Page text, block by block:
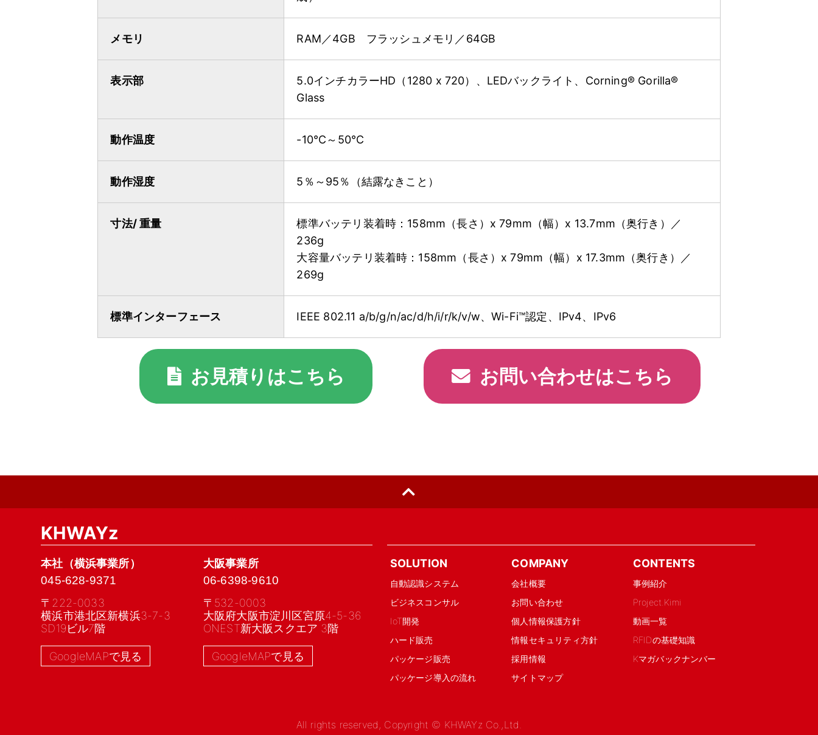
メモリ RAM／4GB フラッシュメモリ／64GB
表示部
5.0インチカラーHD（1280 x 720）、LEDバックライト、Corning® Gorilla®
Glass
動作温度 -10°C～50°C
動作湿度 5％～95％（結露なきこと）
寸法/ 重量
標準バッテリ装着時：158mm（長さ）x 79mm（幅）x 13.7mm（奥行き）／
236g
大容量バッテリ装着時：158mm（長さ）x 79mm（幅）x 17.3mm（奥行き）／
269g
標準インターフェース IEEE 802.11 a/b/g/n/ac/d/h/i/r/k/v/w、Wi-Fi™認定、IPv4、IPv6
お見積りはこちら お問い合わせはこちら
KHWAYz
本社（横浜事業所）
045-628-9371
〒222-0033
横浜市港北区新横浜3-7-3
SD19ビル7階
GoogleMAPで見る
大阪事業所
06-6398-9610
〒532-0003
大阪府大阪市淀川区宮原4-5-36
ONEST新大阪スクエア 3階
GoogleMAPで見る
SOLUTION
自動認識システム
ビジネスコンサル
IoT開発
ハード販売
パッケージ販売
パッケージ導入の流れ
COMPANY
会社概要
お問い合わせ
個人情報保護方針
情報セキュリティ方針
採用情報
サイトマップ
CONTENTS
事例紹介
Project.Kimi
動画一覧
RFIDの基礎知識
Kマガバックナンバー
All rights reserved, Copyright © KHWAYz Co.,Ltd.